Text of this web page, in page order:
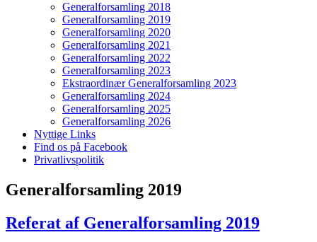
Generalforsamling 2018
Generalforsamling 2019
Generalforsamling 2020
Generalforsamling 2021
Generalforsamling 2022
Generalforsamling 2023
Ekstraordinær Generalforsamling 2023
Generalforsamling 2024
Generalforsamling 2025
Generalforsamling 2026
Nyttige Links
Find os på Facebook
Privatlivspolitik
Generalforsamling 2019
Referat af Generalforsamling 2019